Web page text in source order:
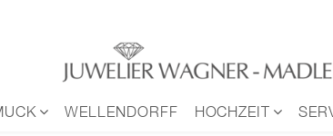
WELLENDORFF HOCHZEIT